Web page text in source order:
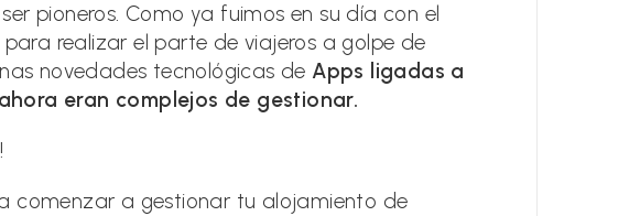
pioneros. Como ya fuimos en su día con el
realizar el parte de viajeros a golpe de
novedades tecnológicas de Apps ligadas a
eran complejos de gestionar.
comenzar a gestionar tu alojamiento de